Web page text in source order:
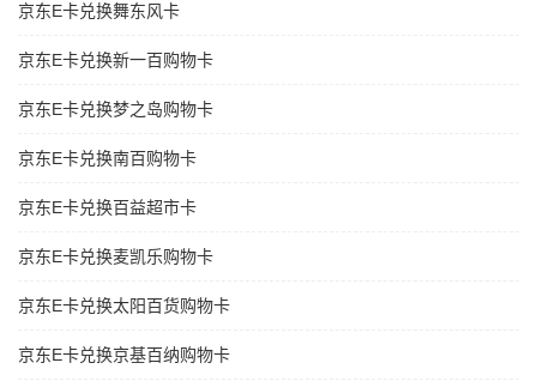
京东E卡兑换舞东风卡
京东E卡兑换新一百购物卡
京东E卡兑换梦之岛购物卡
京东E卡兑换南百购物卡
京东E卡兑换百益超市卡
京东E卡兑换麦凯乐购物卡
京东E卡兑换太阳百货购物卡
京东E卡兑换京基百纳购物卡